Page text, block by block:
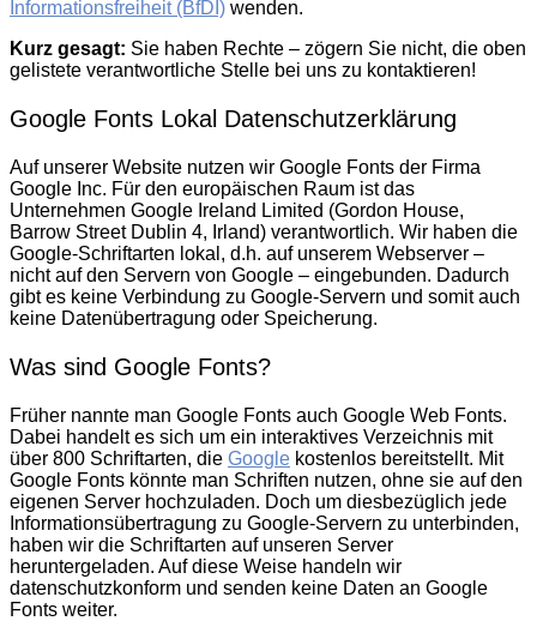
Informationsfreiheit (BfDI) wenden.
Kurz gesagt: Sie haben Rechte – zögern Sie nicht, die oben
gelistete verantwortliche Stelle bei uns zu kontaktieren!
Google Fonts Lokal Datenschutzerklärung
Auf unserer Website nutzen wir Google Fonts der Firma
Google Inc. Für den europäischen Raum ist das
Unternehmen Google Ireland Limited (Gordon House,
Barrow Street Dublin 4, Irland) verantwortlich. Wir haben die
Google-Schriftarten lokal, d.h. auf unserem Webserver –
nicht auf den Servern von Google – eingebunden. Dadurch
gibt es keine Verbindung zu Google-Servern und somit auch
keine Datenübertragung oder Speicherung.
Was sind Google Fonts?
Früher nannte man Google Fonts auch Google Web Fonts.
Dabei handelt es sich um ein interaktives Verzeichnis mit
über 800 Schriftarten, die Google kostenlos bereitstellt. Mit
Google Fonts könnte man Schriften nutzen, ohne sie auf den
eigenen Server hochzuladen. Doch um diesbezüglich jede
Informationsübertragung zu Google-Servern zu unterbinden,
haben wir die Schriftarten auf unseren Server
heruntergeladen. Auf diese Weise handeln wir
datenschutzkonform und senden keine Daten an Google
Fonts weiter.